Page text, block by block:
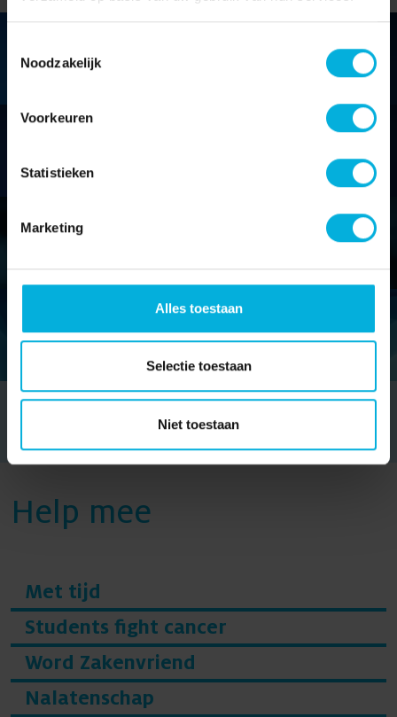
Noodzakelijk
Voorkeuren
Statistieken
Marketing
Alles toestaan
Selectie toestaan
Niet toestaan
SARCOMEN
LONGKANKER
Meer onderzoeken
Help mee
Met tijd
Students fight cancer
Word Zakenvriend
Nalatenschap